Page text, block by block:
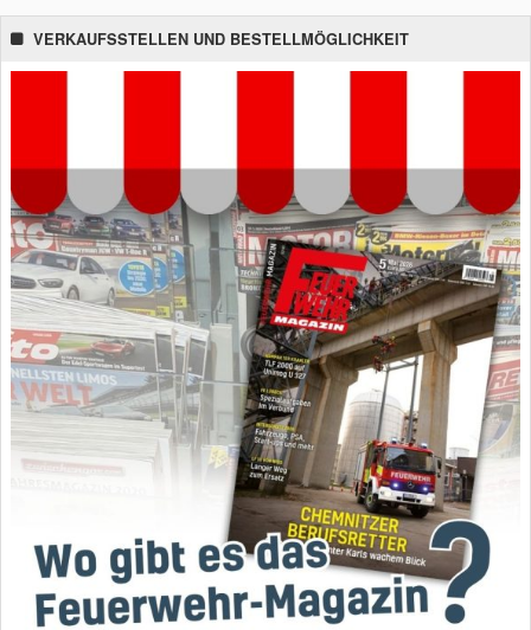
VERKAUFSSTELLEN UND BESTELLMÖGLICHKEIT